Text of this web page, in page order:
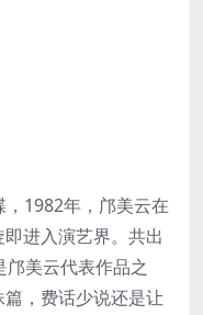
1982年，邝美云在
进入演艺界。共出
美云代表作品之
，费话少说还是让